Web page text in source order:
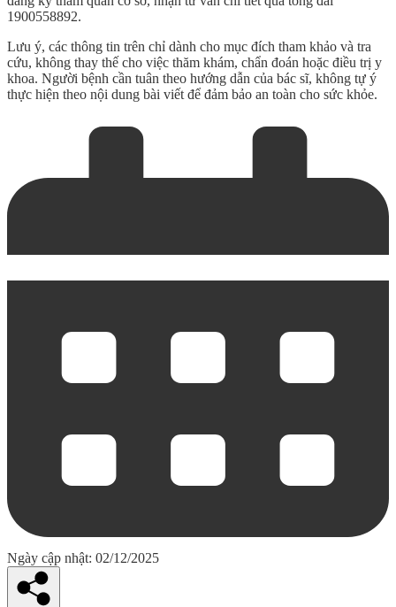
1900558892.
Lưu ý, các thông tin trên chỉ dành cho mục đích tham khảo và tra
cứu, không thay thế cho việc thăm khám, chẩn đoán hoặc điều trị y
khoa. Người bệnh cần tuân theo hướng dẫn của bác sĩ, không tự ý
thực hiện theo nội dung bài viết để đảm bảo an toàn cho sức khỏe.
Ngày cập nhật: 02/12/2025